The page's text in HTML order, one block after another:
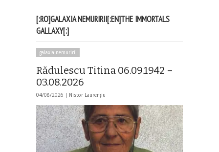
[:RO]GALAXIA NEMURIRII[:EN]THE IMMORTALS
GALLAXY[:]
galaxia nemuririi
Rădulescu Titina 06.09.1942 –
03.08.2026
04/08/2026 | Nistor Laurențiu